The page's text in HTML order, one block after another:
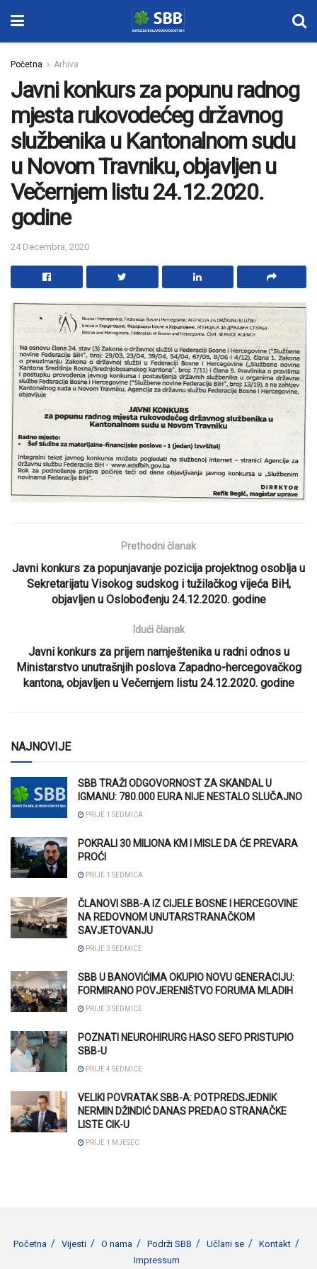
Početna Arhiva
Javni konkurs za popunu radnog
mjesta rukovodećeg državnog
službenika u Kantonalnom sudu
u Novom Travniku, objavljen u
Večernjem listu 24.12.2020.
godine
24 Decembra, 2020
Prethodni članak
Javni konkurs za popunjavanje pozicija projektnog osoblja u
Sekretarijatu Visokog sudskog i tužilačkog vijeća BiH,
objavljen u Oslobođenju 24.12.2020. godine
Idući članak
Javni konkurs za prijem namještenika u radni odnos u
Ministarstvo unutrašnjih poslova Zapadno-hercegovačkog
kantona, objavljen u Večernjem listu 24.12.2020. godine
NAJNOVIJE
SBB TRAŽI ODGOVORNOST ZA SKANDAL U
IGMANU: 780.000 EURA NIJE NESTALO SLUČAJNO
PRIJE 1 SEDMICA
POKRALI 30 MILIONA KM I MISLE DA ĆE PREVARA
PROĆI
PRIJE 1 SEDMICA
ČLANOVI SBB-A IZ CIJELE BOSNE I HERCEGOVINE
NA REDOVNOM UNUTARSTRANAČKOM
SAVJETOVANJU
PRIJE 3 SEDMICE
SBB U BANOVIĆIMA OKUPIO NOVU GENERACIJU:
FORMIRANO POVJERENIŠTVO FORUMA MLADIH
PRIJE 3 SEDMICE
POZNATI NEUROHIRURG HASO SEFO PRISTUPIO
SBB-U
PRIJE 4 SEDMICE
VELIKI POVRATAK SBB-A: POTPREDSJEDNIK
NERMIN DŽINDIĆ DANAS PREDAO STRANAČKE
LISTE CIK-U
PRIJE 1 MJESEC
Početna Vijesti O nama Podrži SBB Učlani se
Kontakt
Impressum